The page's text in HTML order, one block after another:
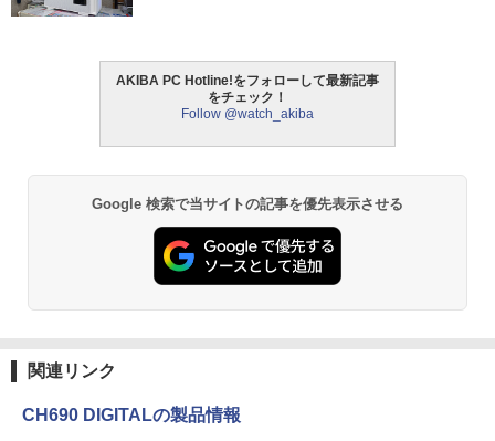
AKIBA PC Hotline!をフォローして最新記事
をチェック！
Follow @watch_akiba
Google 検索で当サイトの記事を優先表示させる
関連リンク
CH690 DIGITALの製品情報